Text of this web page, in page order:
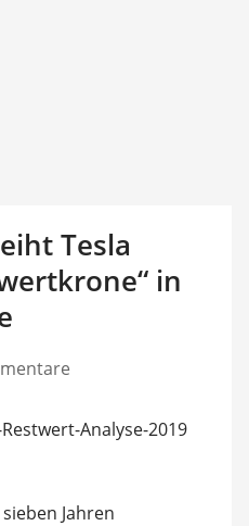
Tesla
in
Jahren